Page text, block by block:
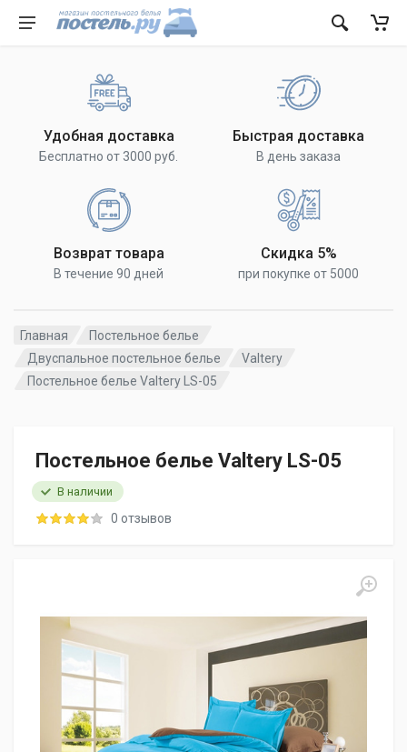
Удобная доставка
Бесплатно от 3000 руб.
Быстрая доставка
В день заказа
Возврат товара
В течение 90 дней
Скидка 5%
при покупке от 5000
Главная
Постельное белье
Двуспальное постельное белье
Valtery
Постельное белье Valtery LS-05
Постельное белье Valtery LS-05
0 отзывов
В наличии